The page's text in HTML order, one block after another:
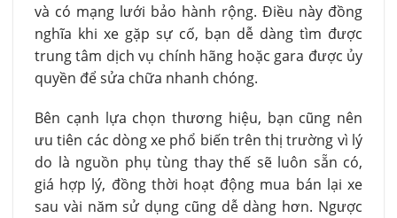
và có mạng lưới bảo hành rộng. Điều này đồng
nghĩa khi xe gặp sự cố, bạn dễ dàng tìm được
trung tâm dịch vụ chính hãng hoặc gara được ủy
quyền để sửa chữa nhanh chóng.
Bên cạnh lựa chọn thương hiệu, bạn cũng nên
ưu tiên các dòng xe phổ biến trên thị trường vì lý
do là nguồn phụ tùng thay thế sẽ luôn sẵn có,
giá hợp lý, đồng thời hoạt động mua bán lại xe
sau vài năm sử dụng cũng dễ dàng hơn. Ngược